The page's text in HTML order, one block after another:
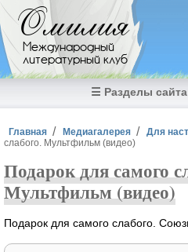
Перейти к основному содержанию
Омилия
Международный
литературный клуб
☰ Разделы сайта
Вы здесь
Главная Медиагалерея Для
слабого. Мультфильм (видео)
Подарок для самого
Мультфильм (видео)
Подарок для самого слабого.